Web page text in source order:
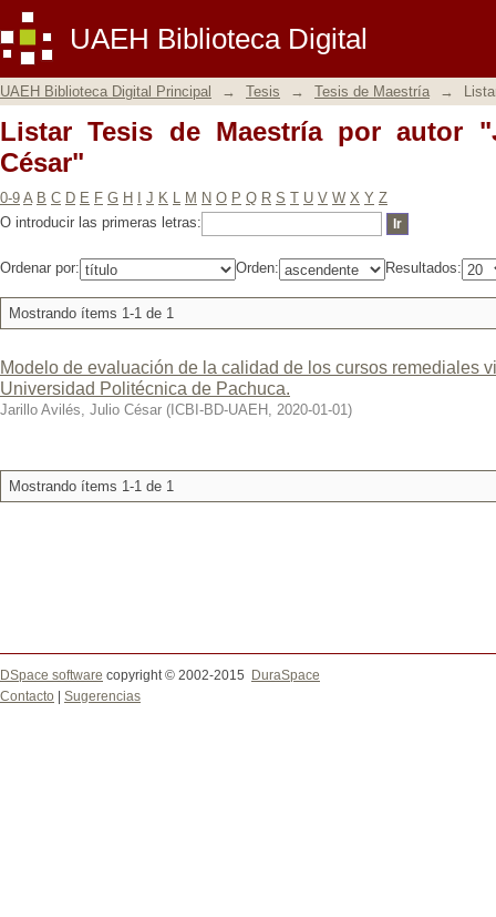
UAEH Biblioteca Digital
Listar Tesis de Maestría por autor
UAEH Biblioteca Digital Principal → Tesis → Tesis de Maestría →
Listar Tesis de Maestría por autor
César"
0-9 A B C D E F G H J K L M N O P Q R S T U V W X Y Z
O introducir las primeras letras:
Ordenar por: Orden: Resultados:
Mostrando ítems 1-1 de 1
Modelo de evaluación de la calidad de los cursos remediales
Universidad Politécnica de Pachuca.
Jarillo Avilés, Julio César ( ICBI-BD-UAEH , 2020-01-01)
Mostrando ítems 1-1 de 1
DSpace software copyright © 2002-2015
DuraSpace
Contacto
Sugerencias